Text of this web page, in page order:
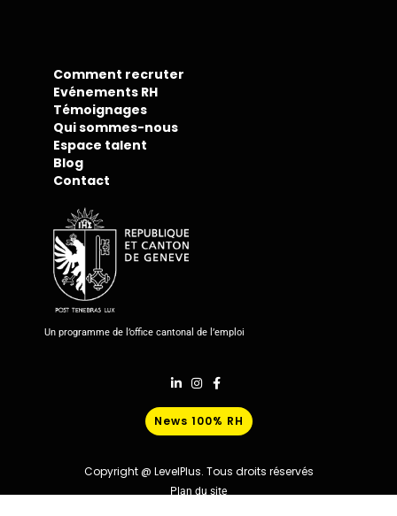
Comment recruter
Evénements RH
Témoignages
Qui sommes-nous
Espace talent
Blog
Contact
Un programme de l’office cantonal de l’emploi
News 100% RH
Copyright @ LevelPlus. Tous droits réservés
Plan du site